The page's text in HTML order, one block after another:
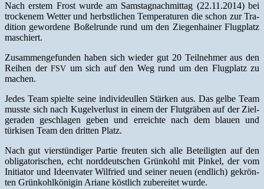
Nach erstem Frost wurde am Sam­sta­gnach­mit­tag (22.11.2014) bei
trock­en­em Wet­ter und herb­stlichen Tem­per­a­turen die schon zur Tra­
di­tion gewor­dene Boßel­runde rund um den Ziegen­hain­er Flug­platz
maschiert.
Zusam­menge­fun­den haben sich wieder gut 20 Teil­nehmer aus den
Rei­hen der FSV um sich auf den Weg rund um den Flug­platz zu
machen.
Jedes Team spielte seine indi­videullen Stärken aus. Das gelbe Team
musste sich nach Kugelver­lust in einem der Flut­gräben auf der Ziel­
ger­aden geschla­gen geben und erre­ichte nach dem blauen und
türkisen Team den drit­ten Platz.
Nach gut vier­stündi­ger Par­tie freuten sich alle Beteiligten auf den
oblig­a­torischen, echt nord­deutschen Grünkohl mit Pinkel, der vom
Ini­tia­tor und Ideen­vater Wil­fried und sein­er neuen (endlich) gekrön­
ten Grünkohlköni­gin Ari­ane köstlich zubere­it­et wurde.